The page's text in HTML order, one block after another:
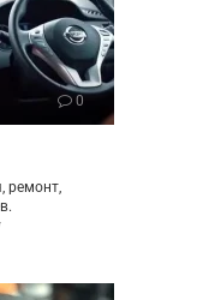
0
ремонт,